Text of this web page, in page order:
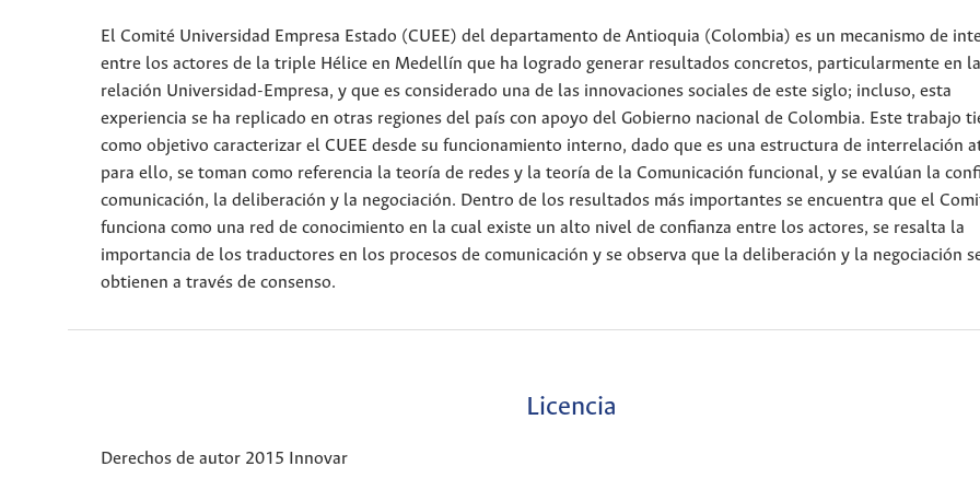
El Comité Universidad Empresa Estado (CUEE) del departamento de Antioquia (Colombia) es un mecanismo de
entre los actores de la triple Hélice en Medellín que ha logrado generar resultados concretos, particularmente en la
relación Universidad-Empresa, y que es considerado una de las innovaciones sociales de este siglo; incluso, esta
experiencia se ha replicado en otras regiones del país con apoyo del Gobierno nacional de Colombia. Este trabajo
como objetivo caracterizar el CUEE desde su funcionamiento interno, dado que es una estructura de interrelación
para ello, se toman como referencia la teoría de redes y la teoría de la Comunicación funcional, y se evalúan la
comunicación, la deliberación y la negociación. Dentro de los resultados más importantes se encuentra que el
funciona como una red de conocimiento en la cual existe un alto nivel de confianza entre los actores, se resalta la
importancia de los traductores en los procesos de comunicación y se observa que la deliberación y la negociación
obtienen a través de consenso.
Licencia
Derechos de autor 2015 Innovar